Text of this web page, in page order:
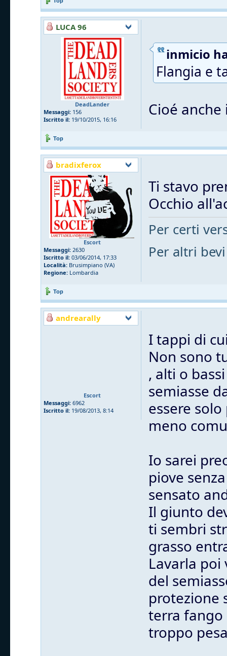
LUCA 96
DeadLander
Messaggi: 156
Iscritto il: 19/10/2015, 16:16
inmicio
Flangia e
Cioé
Top
bradixferox
Escort
Messaggi: 2630
Iscritto il: 03/06/2014, 17:33
Località: Brusimpiano (VA)
Regione: Lombardia
Ti stavo
Occhio
Per certi
Per altri bevi
Top
andrearally
Escort
Messaggi: 6962
Iscritto il: 19/08/2013, 8:14
I tappi di
Non sono
, alti o
semiasse
essere
meno
Io sarei
piove
sensato
Il giunto
ti sembri
grasso
Lavarla
del
protezione
terra
troppo